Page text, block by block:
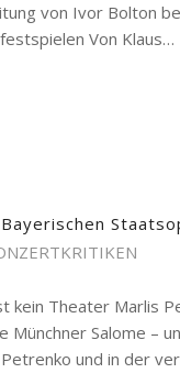
von Ivor Bolton
Von Klaus…
kein Theater Marlis
Münchner Salome –
und in der